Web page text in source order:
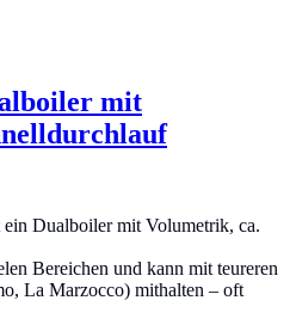
mit
ein Dualboiler mit Volumetrik, ca.
Bereichen und kann mit teureren
La Marzocco) mithalten – oft